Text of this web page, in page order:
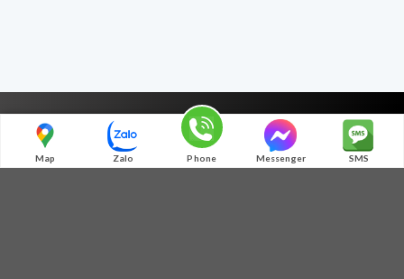
Map Zalo Phone Messenger SMS
LIÊN HỆ CHÚNG TÔI
0972 345 125 - 0364 781 586